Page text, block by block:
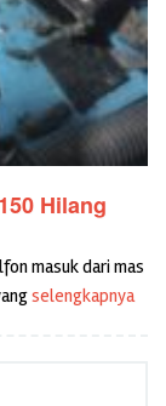
Hilang
masuk dari mas
selengkapnya